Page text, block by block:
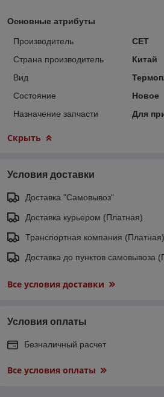
Основные атрибуты
Производитель
CET
Страна производитель
Китай
Вид
Состояние
Новое
Назначение запчасти
Для
Скрыть
Условия доставки
Доставка "Самовывоз"
Доставка курьером (Платная)
Транспортная компания (Платная)
Доставка до пунктов самовывоза
Все условия доставки
Условия оплаты
Безналичный расчет
Все условия оплаты